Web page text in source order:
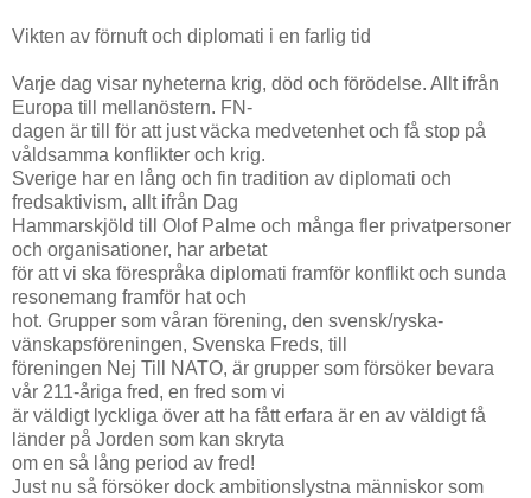
Vikten av förnuft och diplomati i en farlig tid
Varje dag visar nyheterna krig, död och förödelse. Allt ifrån
Europa till mellanöstern. FN-
dagen är till för att just väcka medvetenhet och få stop på
våldsamma konflikter och krig.
Sverige har en lång och fin tradition av diplomati och
fredsaktivism, allt ifrån Dag
Hammarskjöld till Olof Palme och många fler privatpersoner
och organisationer, har arbetat
för att vi ska förespråka diplomati framför konflikt och sunda
resonemang framför hat och
hot. Grupper som våran förening, den svensk/ryska-
vänskapsföreningen, Svenska Freds, till
föreningen Nej Till NATO, är grupper som försöker bevara
vår 211-åriga fred, en fred som vi
är väldigt lyckliga över att ha fått erfara är en av väldigt få
länder på Jorden som kan skryta
om en så lång period av fred!
Just nu så försöker dock ambitionslystna människor som